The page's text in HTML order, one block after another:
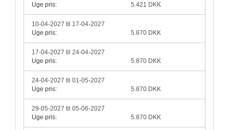
Uge pris:
5.421 DKK
10-04-2027 til 17-04-2027
Uge pris:
5.870 DKK
17-04-2027 til 24-04-2027
Uge pris:
5.870 DKK
24-04-2027 til 01-05-2027
Uge pris:
5.870 DKK
29-05-2027 til 05-06-2027
Uge pris:
5.870 DKK